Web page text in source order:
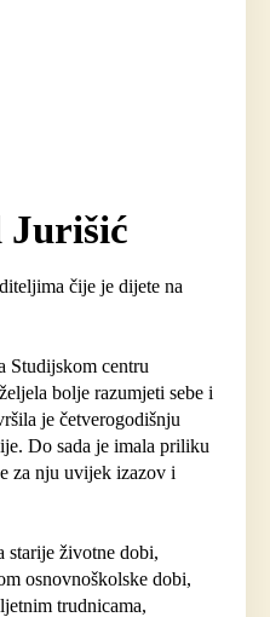
Jurišić
čije je dijete na
Studijskom centru
bolje razumjeti sebe i
je četverogodišnju
Do sada je imala priliku
za nju uvijek izazov i
starije životne dobi,
osnovnoškolske dobi,
trudnicama,